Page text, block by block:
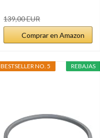
139,00 EUR
Comprar en Amazon
REBAJAS
BESTSELLER NO. 5